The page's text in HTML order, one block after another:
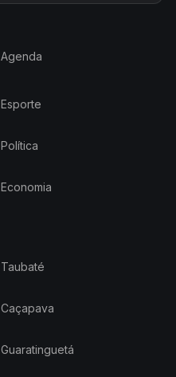
Agenda
Esporte
Política
Economia
Taubaté
Caçapava
Guaratinguetá